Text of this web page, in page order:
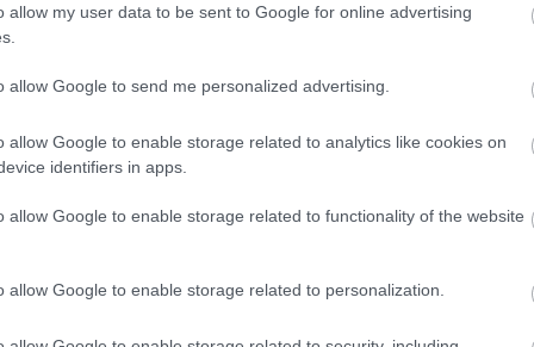
allow my user data to be sent to Google for online advertising
allow Google to send me personalized advertising.
allow Google to enable storage related to analytics like cookies on
identifiers in apps.
allow Google to enable storage related to functionality of the website
allow Google to enable storage related to personalization.
Karma To
King
Kissin
Krisz (1)
(1) Lividity 1
From Hell I Rise(május 17.)
and Full of Blood(június 14.)
kerülő
(szeptember 5.)
Third Time’s A Harm(február 7.)